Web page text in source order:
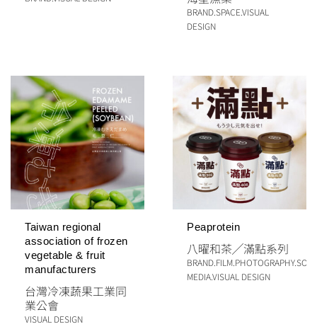
BRAND.SPACE.VISUAL
DESIGN
Taiwan regional
association of frozen
vegetable & fruit
manufacturers
台灣冷凍蔬果工業同
業公會
VISUAL DESIGN
Peaprotein
八曜和茶╱滿點系列
BRAND FILM PHOTOGRAPHY.
MEDIAVISUAL DESIGN